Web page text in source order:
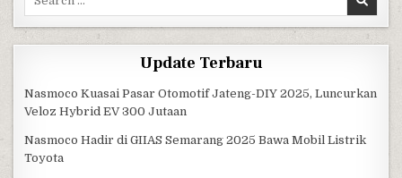
Update Terbaru
Nasmoco Kuasai Pasar Otomotif Jateng-DIY 2025, Luncurkan
Veloz Hybrid EV 300 Jutaan
Nasmoco Hadir di GIIAS Semarang 2025 Bawa Mobil Listrik
Toyota